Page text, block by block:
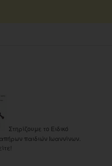
Στηρίζουμε το Ειδικό
παιδιών Ιωαννίνων.